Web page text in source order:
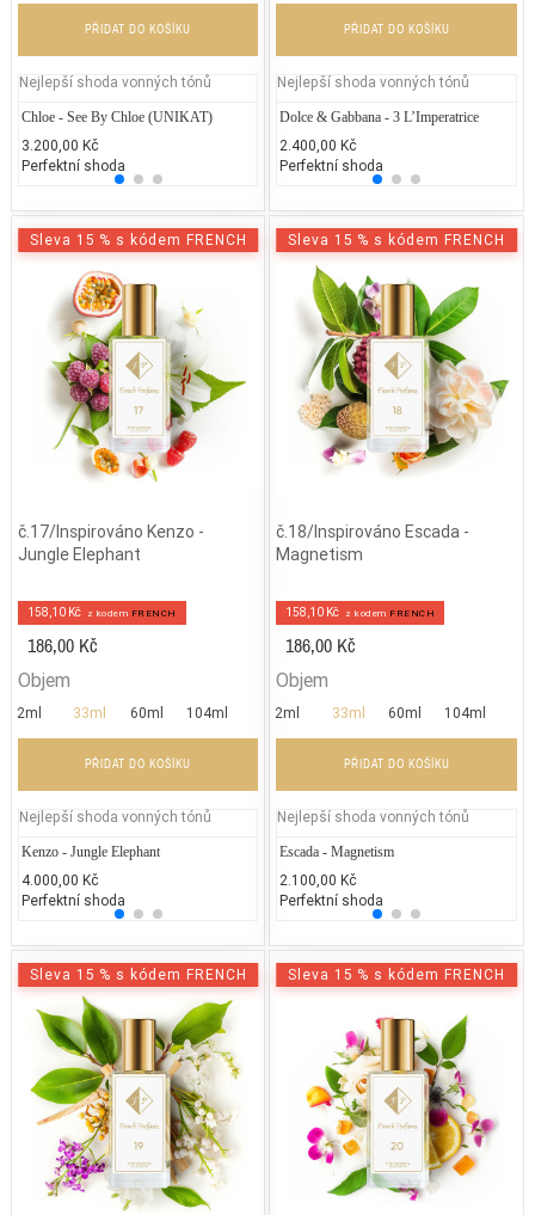
PŘIDAT DO KOŠÍKU
Nejlepší shoda vonných tónů
Chloe - See By Chloe (UNIKAT)
3.200,00 Kč
Perfektní shoda
Jean Paul Gaultier - Classique
2.300,00 Kč
50% běžných vonných tónů
PŘIDAT DO KOŠÍKU
Nejlepší shoda vonných tónů
Dolce & Gabbana - 3 L’Imperatrice
2.400,00 Kč
Perfektní shoda
Sleva 15 % s kódem FRENCH
č.17/Inspirováno Kenzo -
Jungle Elephant
158,10 Kč z kodem FRENCH
186,00 Kč
Objem
2ml 33ml 60ml 104ml
PŘIDAT DO KOŠÍKU
Nejlepší shoda vonných tónů
Kenzo - Jungle Elephant
4.000,00 Kč
Perfektní shoda
Cacharel - Amor Amor
2.400,00 Kč
25% běžných vonných tónů
Sleva 15 % s kódem FRENCH
č.18/Inspirováno Escada -
Magnetism
158,10 Kč z kodem FRENCH
186,00 Kč
Objem
2ml 33ml 60ml 104ml
PŘIDAT DO KOŠÍKU
Nejlepší shoda vonných tónů
Escada - Magnetism
2.100,00 Kč
Perfektní shoda
Sleva 15 % s kódem FRENCH Sleva 15 % s kódem FRENCH